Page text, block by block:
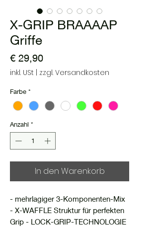
X-GRIP BRAAAAP
Griffe
€ 29,90Preis
inkl. USt zzgl. Versandkosten
Farbe *
Anzahl *
In den Warenkorb
- mehrlagiger 3-Komponenten-Mix
- X-WAFFLE Struktur für perfekten
Grip - LOCK-GRIP-TECHNOLOGIE